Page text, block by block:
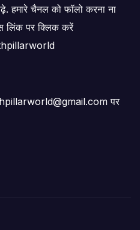
चैनल को फॉलो करना ना
लिंक पर क्लिक करें
पर